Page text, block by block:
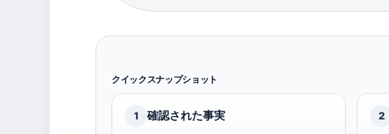
クイックスナップショット
1 確認された事実 2